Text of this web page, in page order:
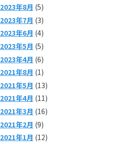
2023年8月 (5)
2023年7月 (3)
2023年6月 (4)
2023年5月 (5)
2023年4月 (6)
2021年8月 (1)
2021年5月 (13)
2021年4月 (11)
2021年3月 (16)
2021年2月 (9)
2021年1月 (12)